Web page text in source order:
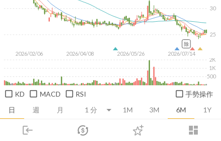
login dashboard
市場 登入
日 週 月 1M 3M 6M 1Y
2026/02/06 2026/04/08 2026/05/26 2026/07/14
25
30
500
1K
2K
除
KD MACD RSI 手勢操作
推薦卡片 消息面 財務報